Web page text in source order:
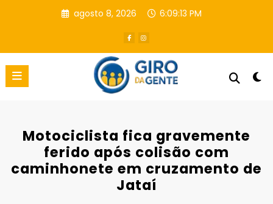
agosto 8, 2026 6:09:13 PM
Motociclista fica gravemente
ferido após colisão com
caminhonete em cruzamento de
Jataí